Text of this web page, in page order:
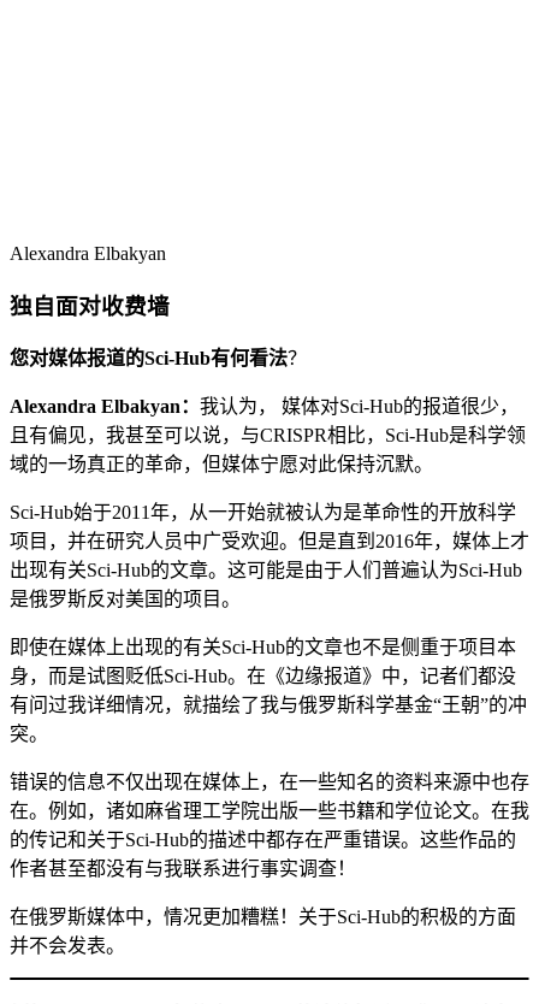
Alexandra Elbakyan
独自面对收费墙
您对媒体报道的Sci-Hub有何看法？
Alexandra Elbakyan： 我认为， 媒体对Sci-Hub的报道很少，
且有偏见，我甚至可以说，与CRISPR相比，Sci-Hub是科学领
域的一场真正的革命，但媒体宁愿对此保持沉默。
Sci-Hub始于2011年，从一开始就被认为是革命性的开放科学
项目，并在研究人员中广受欢迎。但是直到2016年，媒体上才
出现有关Sci-Hub的文章。这可能是由于人们普遍认为Sci-Hub
是俄罗斯反对美国的项目。
即使在媒体上出现的有关Sci-Hub的文章也不是侧重于项目本
身，而是试图贬低Sci-Hub。在《边缘报道》中，记者们都没
有问过我详细情况，就描绘了我与俄罗斯科学基金“王朝”的冲
突。
错误的信息不仅出现在媒体上，在一些知名的资料来源中也存
在。例如，诸如麻省理工学院出版一些书籍和学位论文。在我
的传记和关于Sci-Hub的描述中都存在严重错误。这些作品的
作者甚至都没有与我联系进行事实调查！
在俄罗斯媒体中，情况更加糟糕！关于Sci-Hub的积极的方面
并不会发表。